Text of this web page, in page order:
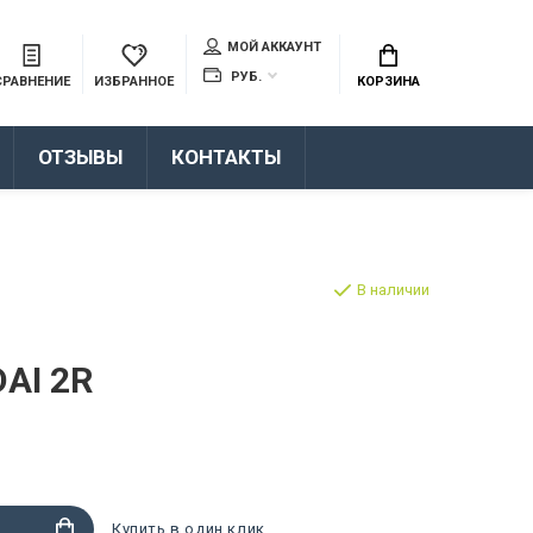
ИЗБРАННОЕ
МОЙ АККАУНТ
РУБ.
КОРЗИНА
ОТЗЫВЫ КОНТАКТЫ
2R
В наличии
Купить в один клик